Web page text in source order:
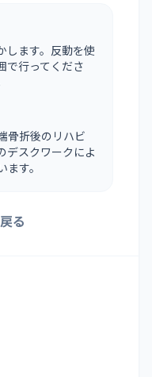
します。反動を使
で行ってくださ
骨折後のリハビ
デスクワークによ
す。
る